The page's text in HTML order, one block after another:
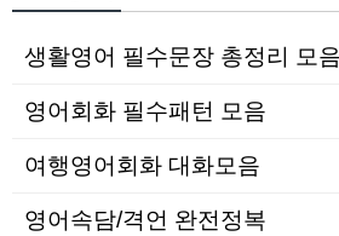
생활영어 필수문장 총정리 모음
영어회화 필수패턴 모음
여행영어회화 대화모음
영어속담/격언 완전정복